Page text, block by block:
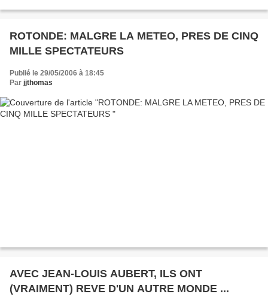
ROTONDE: MALGRE LA METEO, PRES DE CINQ
MILLE SPECTATEURS
Publié le 29/05/2006 à 18:45
Par jjthomas
AVEC JEAN-LOUIS AUBERT, ILS ONT
(VRAIMENT) REVE D'UN AUTRE MONDE ...